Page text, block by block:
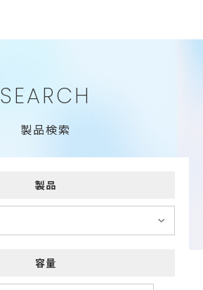
SEARCH
製品検索
製品
容量